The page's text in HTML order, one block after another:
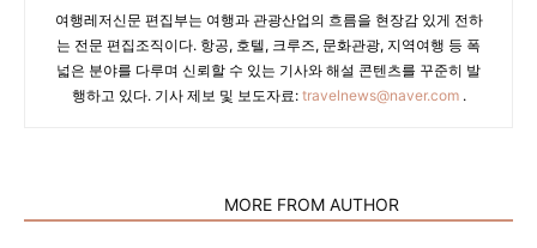
여행레저신문 편집부는 여행과 관광산업의 흐름을 현장감 있게 전하
는 전문 편집조직이다. 항공, 호텔, 크루즈, 문화관광, 지역여행 등 폭
넓은 분야를 다루며 신뢰할 수 있는 기사와 해설 콘텐츠를 꾸준히 발
행하고 있다. 기사 제보 및 보도자료: travelnews@naver.com.
MORE FROM AUTHOR